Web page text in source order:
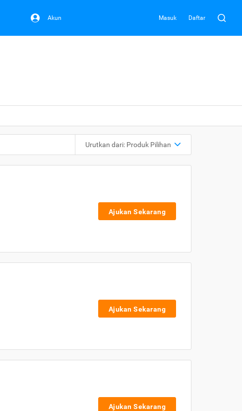
Akun Masuk Daftar
Urutkan dari: Produk Pilihan
Ajukan Sekarang
Ajukan Sekarang
Ajukan Sekarang